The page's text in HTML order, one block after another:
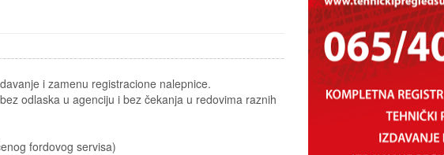
i zamenu registracione nalepnice.
odlaska u agenciju i bez čekanja u redovima raznih
fordovog servisa)